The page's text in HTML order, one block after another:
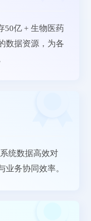
50亿 + 生物医药
数据资源，为各
统数据高效对
务协同效率。